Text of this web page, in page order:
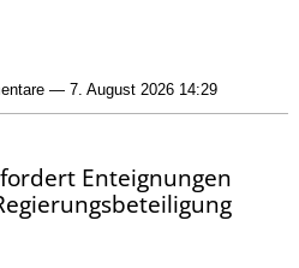
— 7. August 2026 14:29
Enteignungen